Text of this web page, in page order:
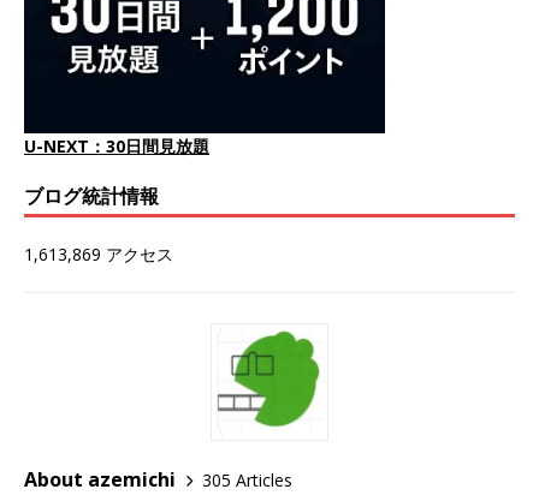
U-NEXT：30日間見放題
ブログ統計情報
1,613,869 アクセス
About azemichi 305 Articles